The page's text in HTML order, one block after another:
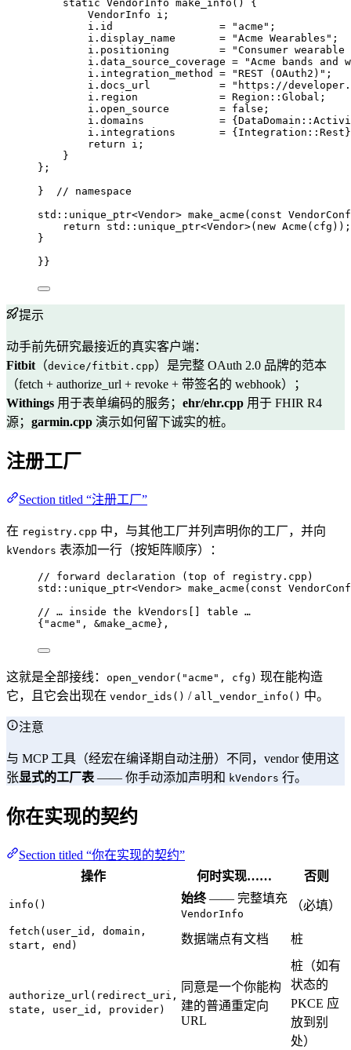
static VendorInfo make_info () {
VendorInfo i;
i . id = " acme " ;
i . display_name = "Acme Wearables " ;
i . positioning = "Consumer
i . data_source_coverage = "Acme bands and
i . integration_method = "REST (OAuth2) " ;
i . docs_url = " https://
i . region = Region::Global;
i . open_source = false ;
i . domains =
i . integrations =
return i;
}
};
}
  // namespace
std::unique_ptr<Vendor> make_acme ( const
return std:: unique_ptr<Vendor>( new Acme (cfg));
}
}}
提示
动手前先研究最接近的真实客户端：
Fitbit （device/fitbit.cpp）是完整 OAuth 2.0 品牌的范本
（fetch + authorize_url + revoke + 带签名的 webhook）；
Withings 用于表单编码的服务； ehr/ehr.cpp 用于 FHIR R4
源； garmin.cpp 演示如何留下诚实的桩。
注册工厂
Section titled “注册工厂”
在 registry.cpp 中，与其他工厂并列声明你的工厂，并向
kVendors 表添加一行（按矩阵顺序）：
// forward declaration (top of registry.cpp)
std::unique_ptr<Vendor> make_acme ( const
// … inside the kVendors[] table …
{ " acme " , &make_acme},
这就是全部接线： open_vendor("acme", cfg) 现在能构造
它，且它会出现在 vendor_ids() / all_vendor_info() 中。
注意
与 MCP 工具（经宏在编译期自动注册）不同，vendor 使用这
张显式的工厂表 —— 你手动添加声明和 kVendors 行。
你在实现的契约
Section titled “你在实现的契约”
操作
何时实现…… 否则
info() 始终—— 完整填充
VendorInfo
（必填）
fetch(user_id, domain,
start, end)
数据端点有文档 桩
authorize_url(redirect_uri,
state, user_id, provider)
同意是一个你能构
建的普通重定向
URL
桩（如有
状态的
PKCE 应
放到别
处）